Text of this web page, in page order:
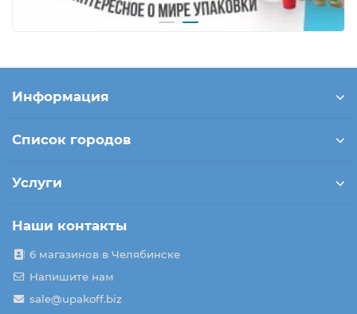
Информация
Список городов
Услуги
Наши контакты
6 магазинов в Челябинске
Напишите нам
sale@upakoff.biz